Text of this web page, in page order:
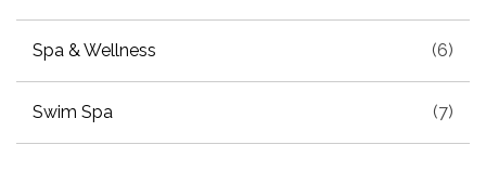
Spa & Wellness (6)
Swim Spa (7)